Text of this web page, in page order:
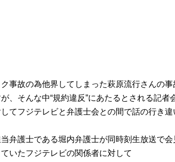
事故の為他界してしまった萩原流行さんの
、そんな中“規約違反”にあたるとされる記者
てフジテレビと弁護士会との間で話の行き違
弁護士である堀内弁護士が同時刻生放送で
いたフジテレビの関係者に対して